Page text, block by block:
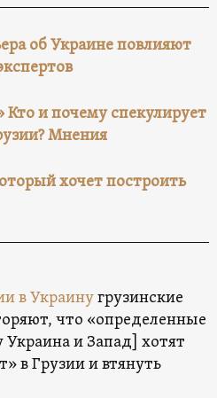
об Украине повлияют
и почему спекулирует
Мнения
хочет построить
в Украинугрузинские
что «определенные
и Запад] хотят
в Грузии и втянуть